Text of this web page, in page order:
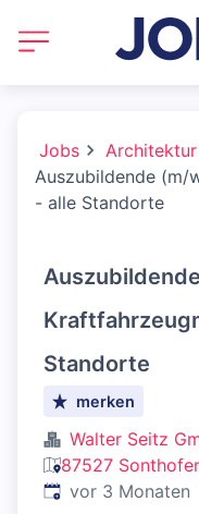
Jobs
Architektur
Auszubildende (m/
- alle Standorte
Standorte
merken
Walter Seitz
87527
Veröffentlicht:
vor 3 Monaten